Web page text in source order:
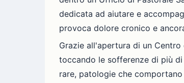
dedicata ad aiutare e
provoca dolore cronico e
Grazie all'apertura di un
toccando le sofferenze di più
rare, patologie che